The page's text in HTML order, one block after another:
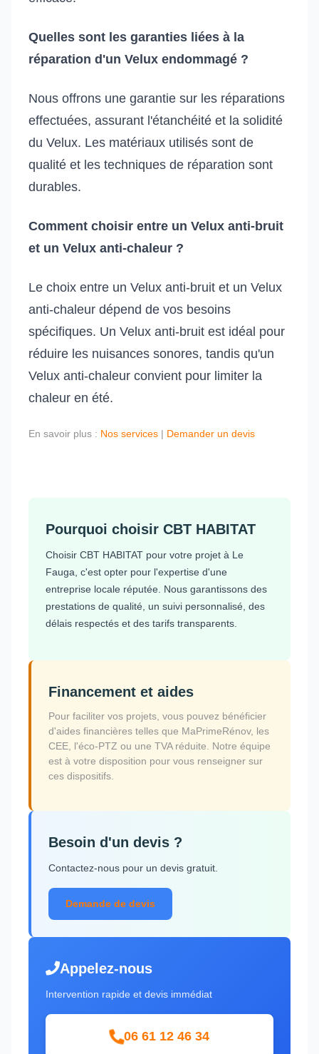
Quelles sont les garanties liées à la
réparation d'un Velux endommagé ?
Nous offrons une garantie sur les réparations
effectuées, assurant l'étanchéité et la solidité
du Velux. Les matériaux utilisés sont de
qualité et les techniques de réparation sont
durables.
Comment choisir entre un Velux anti-bruit
et un Velux anti-chaleur ?
Le choix entre un Velux anti-bruit et un Velux
anti-chaleur dépend de vos besoins
spécifiques. Un Velux anti-bruit est idéal pour
réduire les nuisances sonores, tandis qu'un
Velux anti-chaleur convient pour limiter la
chaleur en été.
En savoir plus : Nos services | Demander un devis
Pourquoi choisir CBT HABITAT
Choisir CBT HABITAT pour votre projet à Le
Fauga, c'est opter pour l'expertise d'une
entreprise locale réputée. Nous garantissons des
prestations de qualité, un suivi personnalisé, des
délais respectés et des tarifs transparents.
Financement et aides
Pour faciliter vos projets, vous pouvez bénéficier
d'aides financières telles que MaPrimeRénov, les
CEE, l'éco-PTZ ou une TVA réduite. Notre équipe
est à votre disposition pour vous renseigner sur
ces dispositifs.
Besoin d'un devis ?
Contactez-nous pour un devis gratuit.
Demande de devis
Appelez-nous
Intervention rapide et devis immédiat
06 61 12 46 34